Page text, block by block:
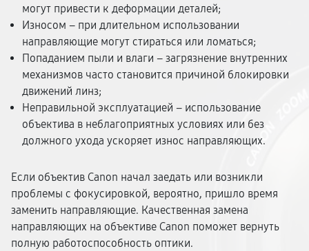
могут привести к деформации деталей;
Износом – при длительном использовании
направляющие могут стираться или ломаться;
Попаданием пыли и влаги – загрязнение внутренних
механизмов часто становится причиной блокировки
движений линз;
Неправильной эксплуатацией – использование
объектива в неблагоприятных условиях или без
должного ухода ускоряет износ направляющих.
Если объектив Canon начал заедать или возникли
проблемы с фокусировкой, вероятно, пришло время
заменить направляющие. Качественная замена
направляющих на объективе Canon поможет вернуть
полную работоспособность оптики.